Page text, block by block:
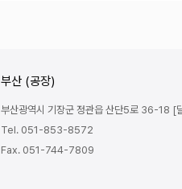
부산 (공장)
부산광역시 기장군 정관읍 산단5로 36-18
Tel. 051-853-8572
Fax. 051-744-7809